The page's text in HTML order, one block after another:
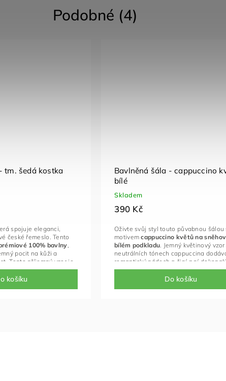
Podobné (4)
tm. šedá kostka
košíku
spojuje eleganci,
české řemeslo. Tento
100% bavlny
pocit na kůži a
Tento příjemný vzor je
jako dárek pro muže tak
Bavlněná šála - cappuccino
bílé
Skladem
390 Kč
Do košíku
Oživte svůj styl touto půvabnou šálou
motivemcappuccino květů na
bílém podkladu . Jemný květinový vzor
neutrálních tónech cappuccina
romantický nádech a činí z ní
doplněk pro každou příležitost – od
dne po slavnostní události.